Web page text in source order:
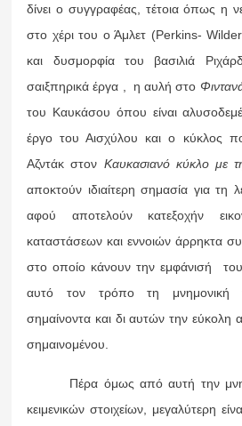
δίνει ο συγγραφέας, τέτοια όπως η
στο χέρι του ο Άμλετ (Perkins-
και δυσμορφία του βασιλιά
σαιξπηρικά έργα , η αυλή στο
του Καυκάσου όπου είναι
έργο του Αισχύλου και ο κύκλος
Αζντάκ στον Καυκασιανό κύκλο με
αποκτούν ιδιαίτερη σημασία για τη
αφού αποτελούν κατεξοχήν
καταστάσεων και εννοιών άρρηκτα
στο οποίο κάνουν την εμφάνισή
αυτό τον τρόπο τη μνημονική
σημαίνοντα και δι αυτών την
σημαινομένου.
Πέρα όμως από αυτή την
κειμενικών στοιχείων, μεγαλύτερη